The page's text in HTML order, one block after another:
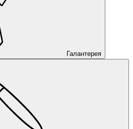
Галантерея